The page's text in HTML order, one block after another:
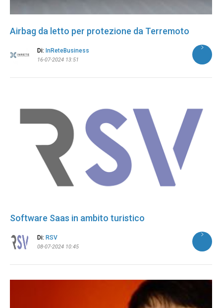
Airbag da letto per protezione da Terremoto
Di: InReteBusiness
16-07-2024 13:51
Software Saas in ambito turistico
Di: RSV
08-07-2024 10:45